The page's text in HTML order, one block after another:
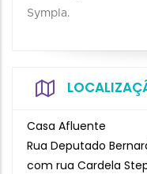
Sympla.
Casa Afluente
Rua Deputado
com rua Cardela